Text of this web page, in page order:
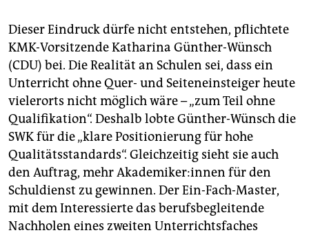
Dieser Eindruck dürfe nicht entstehen, pflichtete
KMK-Vorsitzende Katharina Günther-Wünsch
(CDU) bei. Die Realität an Schulen sei, dass ein
Unterricht ohne Quer- und Seiteneinsteiger heute
vielerorts nicht möglich wäre – „zum Teil ohne
Qualifikation“. Deshalb lobte Günther-Wünsch die
SWK für die „klare Positionierung für hohe
Qualitätsstandards“. Gleichzeitig sieht sie auch
den Auftrag, mehr Aka­de­mi­ke­r:in­nen für den
Schuldienst zu gewinnen. Der Ein-Fach-Master,
mit dem Interessierte das berufsbegleitende
Nachholen eines zweiten Unterrichtsfaches